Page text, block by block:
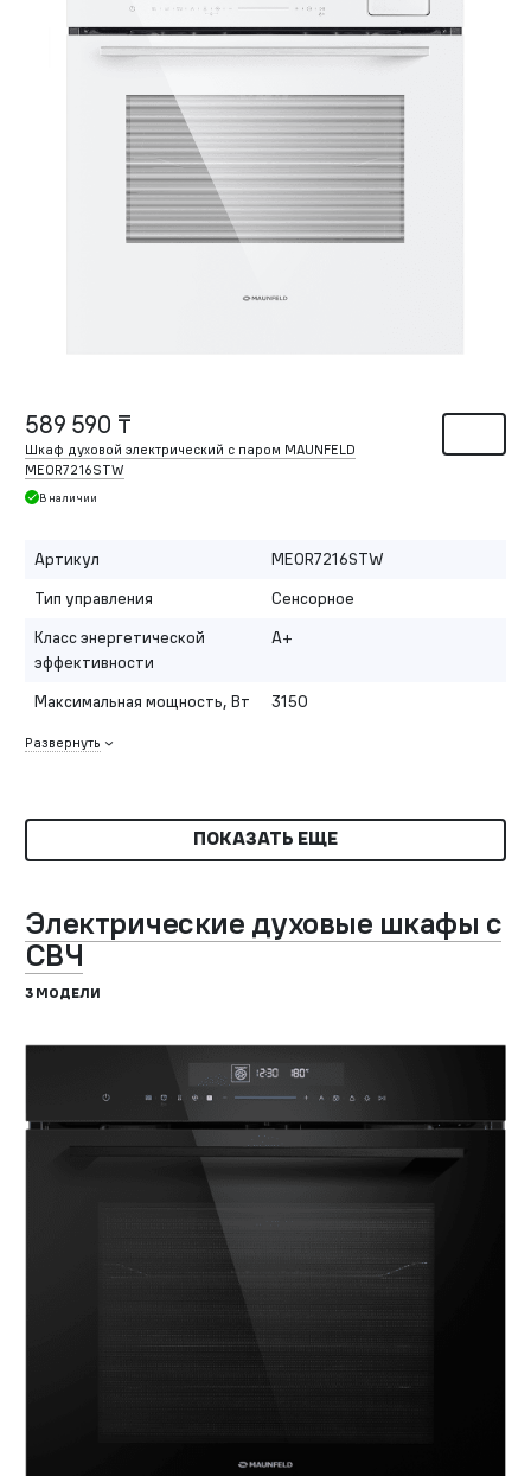
589 590 ₸
Шкаф духовой электрический с паром MAUNFELD
MEOR7216STW
В наличии
Артикул
MEOR7216STW
Тип управления
Сенсорное
Класс энергетической
эффективности
A+
Максимальная мощность, Вт 3150
Развернуть
ПОКАЗАТЬ ЕЩЕ
Электрические духовые шкафы с
СВЧ
3 МОДЕЛИ